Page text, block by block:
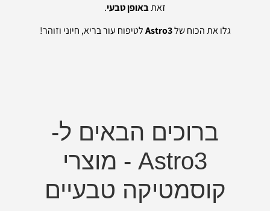
זאתבאופן טבעי.
גלו את הכוח שלAstro3לטיפוח עור בריא, חיוני וזוהר!
ברוכים הבאים ל-
Astro3 - מוצרי
קוסמטיקה טבעיים